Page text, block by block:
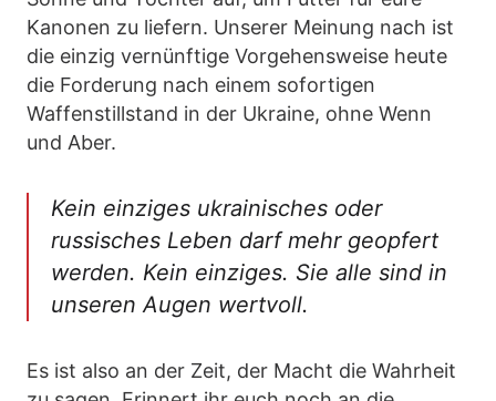
Kanonen zu liefern. Unserer Meinung nach ist
die einzig vernünftige Vorgehensweise heute
die Forderung nach einem sofortigen
Waffenstillstand in der Ukraine, ohne Wenn
und Aber.
Kein einziges ukrainisches oder
russisches Leben darf mehr geopfert
werden. Kein einziges. Sie alle sind in
unseren Augen wertvoll.
Es ist also an der Zeit, der Macht die Wahrheit